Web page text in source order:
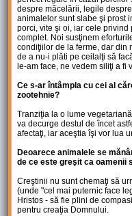
despre măcelării, legile
animalelor sunt slabe şi prost
porci, vite şi oi, iar cele privind
complet. Noi susţinem
condiţiilor de la ferme, dar din
de a nu-i plăti pe ceilalţi să
le-am face, ne vedem siliţi a fi
Ce s-ar întâmpla cu cei al
zootehnie?
Tranziţia la o lume
va decurge destul de încet
afectaţi, iar aceştia îşi vor lua
Deoarece animalele se
de ce este greşit ca oamenii
Creştinii nu sunt chemaţi să
(unde "cel mai puternic face
Hristos - să fie plini de
pentru creaţia Domnului.